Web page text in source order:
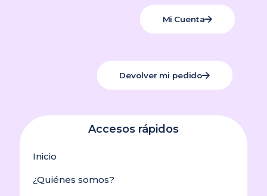
Mi Cuenta
Devolver mi pedido
Accesos rápidos
Inicio
¿Quiénes somos?